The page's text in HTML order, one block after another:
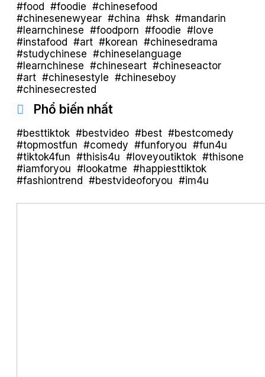
#food #foodie #chinesefood
#chinesenewyear #china #hsk #mandarin
#learnchinese #foodporn #foodie #love
#instafood #art #korean #chinesedrama
#studychinese #chineselanguage
#learnchinese #chineseart #chineseactor
#art #chinesestyle #chineseboy
#chinesecrested
Phổ biến nhất
#besttiktok #bestvideo #best #bestcomedy
#topmostfun #comedy #funforyou #fun4u
#tiktok4fun #thisis4u #loveyoutiktok #thisone
#iamforyou #lookatme #happiesttiktok
#fashiontrend #bestvideoforyou #im4u